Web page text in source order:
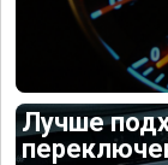
Лучше